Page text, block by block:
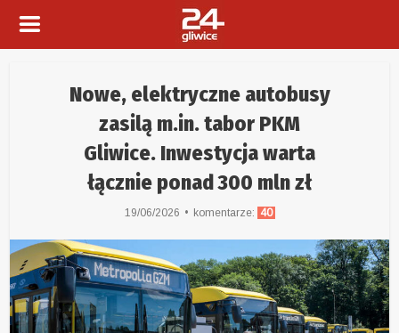
Nowe, elektryczne autobusy
zasilą m.in. tabor PKM
Gliwice. Inwestycja warta
łącznie ponad 300 mln zł
19/06/2026 komentarze: 40